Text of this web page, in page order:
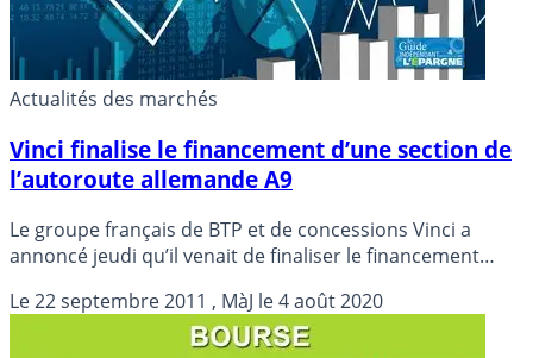
Actualités des marchés
Vinci finalise le financement d’une section de
l’autoroute allemande A9
Le groupe français de BTP et de concessions Vinci a
annoncé jeudi qu’il venait de finaliser le financement
d’une longueur de 46,5 kilomètres
Le22 septembre 2011 , MàJ le4 août 2020